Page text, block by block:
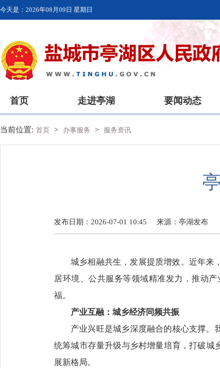
今天是： 2026年08月09日 星期日
首页 走进亭湖 要闻动态
当前位置: 首页 > 办事服务 > 服务资讯
发布日期：2026-07-01 10:45 来源： 亭湖发布
城乡相融共生，发展提质增效。近年来
居环境、公共服务等领域精准发力，推动
福。
产业互融：城乡经济同频共振
产业兴旺是城乡深度融合的核心支撑。
统筹城市存量升级与乡村增量培育，打破城
展新格局。